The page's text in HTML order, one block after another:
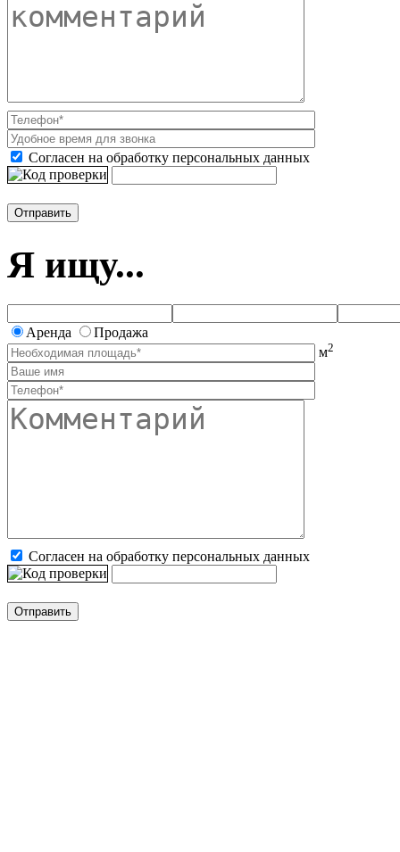
Согласен на обработку персональных данных
Я ищу...
Аренда
Продажа
м2
Согласен на обработку персональных данных